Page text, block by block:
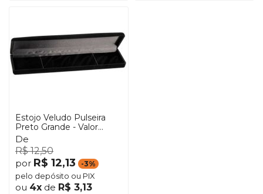
Estojo Veludo Pulseira
Preto Grande - Valor
Unitário
De
R$ 12,50
por R$ 12,13 -3%
pelo depósito ou PIX
ou 4x de R$ 3,13